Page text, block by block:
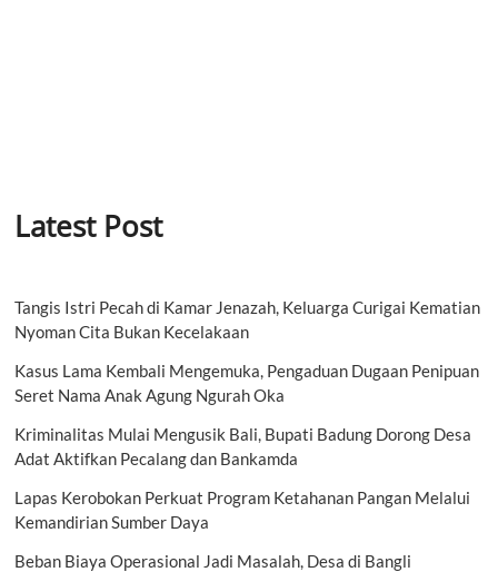
Latest Post
Tangis Istri Pecah di Kamar Jenazah, Keluarga Curigai Kematian
Nyoman Cita Bukan Kecelakaan
Kasus Lama Kembali Mengemuka, Pengaduan Dugaan Penipuan
Seret Nama Anak Agung Ngurah Oka
Kriminalitas Mulai Mengusik Bali, Bupati Badung Dorong Desa
Adat Aktifkan Pecalang dan Bankamda
Lapas Kerobokan Perkuat Program Ketahanan Pangan Melalui
Kemandirian Sumber Daya
Beban Biaya Operasional Jadi Masalah, Desa di Bangli